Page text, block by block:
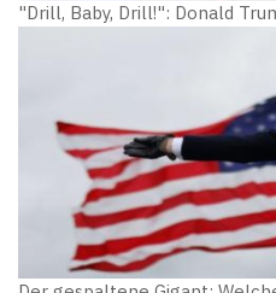
"Drill, Baby, Drill!": Donald